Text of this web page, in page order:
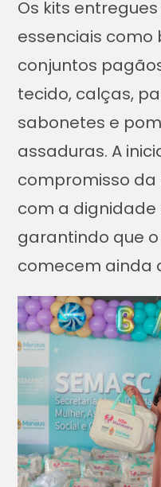
Os kits
essenciais
conjuntos
tecido, calças,
sabonetes e
assaduras. A
compromisso da
com a
garantindo que
comecem ainda